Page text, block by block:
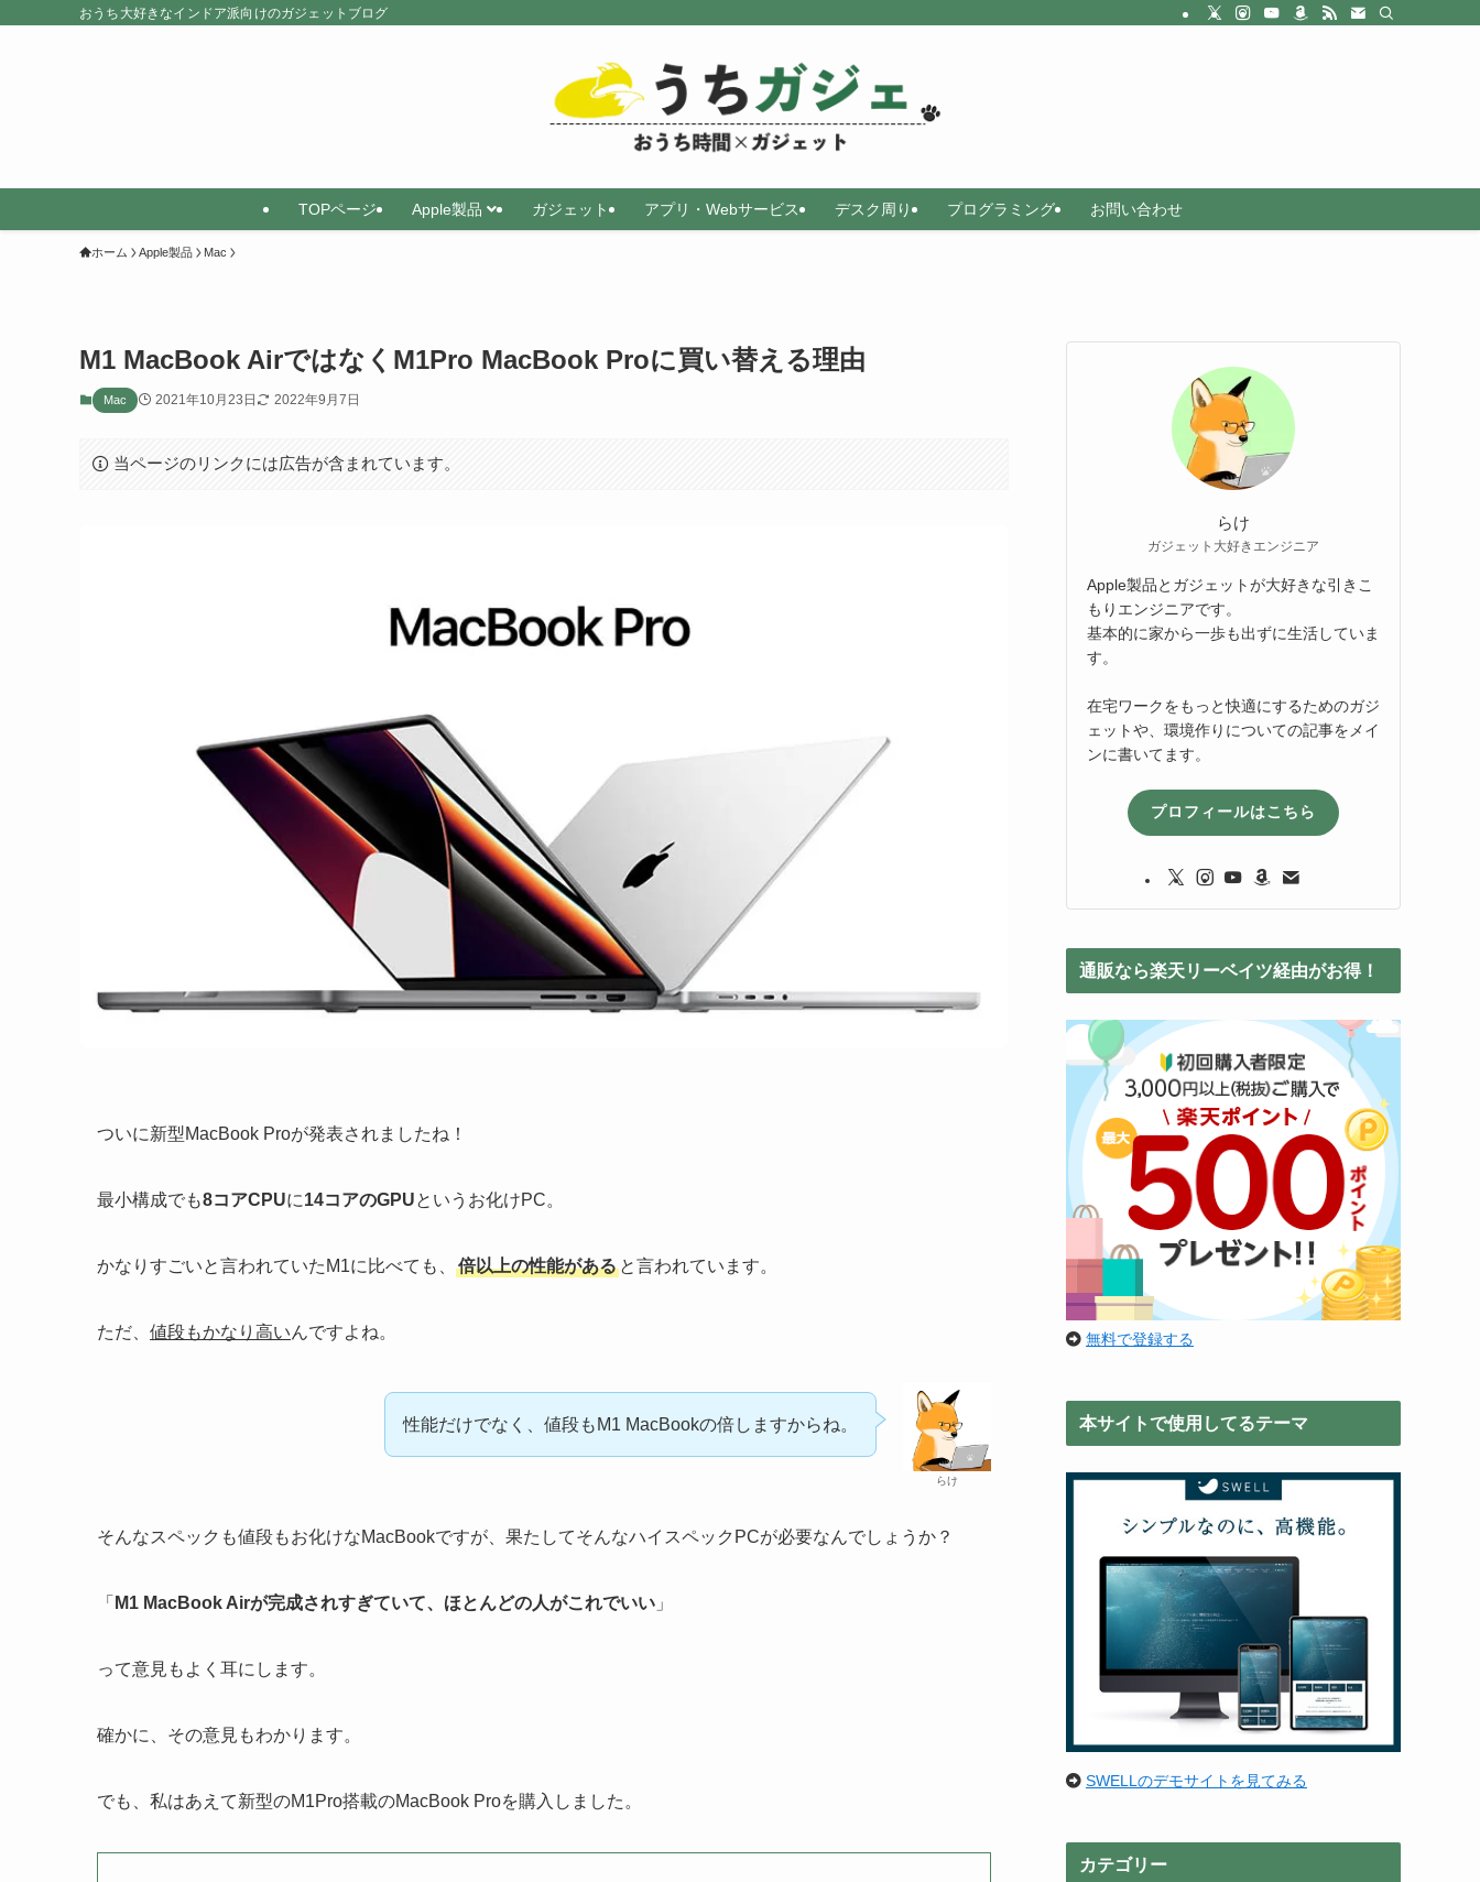
おうち大好きなインドア派向けのガジェットブログ
TOPページ Apple製品 ガジェット アプリ・Webサービス デスク周り プログラミング お問い合わせ
ホーム Apple製品 Mac
M1 MacBook AirではなくM1Pro MacBook Proに買い替える理由
Mac 2021年10月23日 2022年9月7日
当ページのリンクには広告が含まれています。
ついに新型MacBook Proが発表されましたね！
最小構成でも8コアCPUに14コアのGPUというお化けPC。
かなりすごいと言われていたM1に比べても、 倍以上の性能がある と言われています。
ただ、 値段もかなり高いんですよね。
らけ
性能だけでなく、値段もM1 MacBookの倍しますからね。
そんなスペックも値段もお化けなMacBookですが、果たしてそんなハイスペックPCが必要なんでしょうか？
「 M1 MacBook Airが完成されすぎていて、ほとんどの人がこれでいい 」
って意見もよく耳にします。
確かに、その意見もわかります。
でも、私はあえて新型のM1Pro搭載のMacBook Proを購入しました。
らけ
ガジェット大好きエンジニア
Apple製品とガジェットが大好きな引きこ
もりエンジニアです。
基本的に家から一歩も出ずに生活していま
す。
在宅ワークをもっと快適にするためのガジ
ェットや、環境作りについての記事をメイ
ンに書いてます。
プロフィールはこちら
通販なら楽天リーベイツ経由がお得！
無料で登録する
本サイトで使用してるテーマ
SWELLのデモサイトを見てみる
カテゴリー